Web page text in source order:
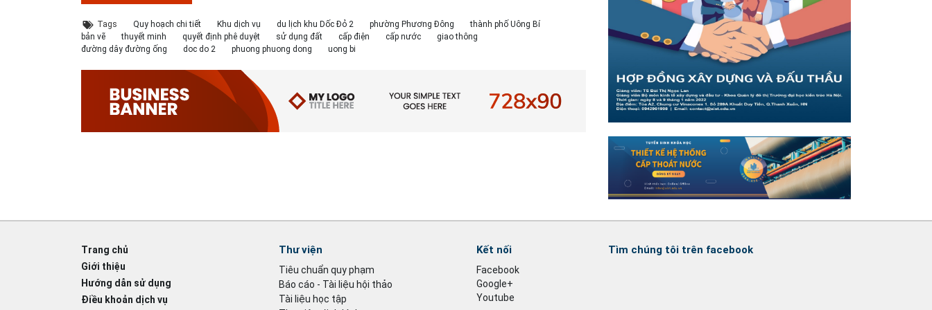
Tags Quy hoạch chi tiết Khu dịch vụ du lịch khu Dốc Đỏ 2 phường Phương Đông
thành phố Uông Bí
bản vẽ
thuyết minh quyết định phê duyệt sử dụng đất cấp điện cấp nước
giao thông
đường dây đường ống
doc do 2 phuong phuong dong uong bi
Trang chủ
Giới thiệu
Hướng dẫn sử dụng
Điều khoản dịch vụ
Thư viện
Tiêu chuẩn quy phạm
Báo cáo - Tài liệu hội thảo
Tài liệu học tập
Kết nối
Facebook
Google+
Youtube
Tìm chúng tôi trên facebook